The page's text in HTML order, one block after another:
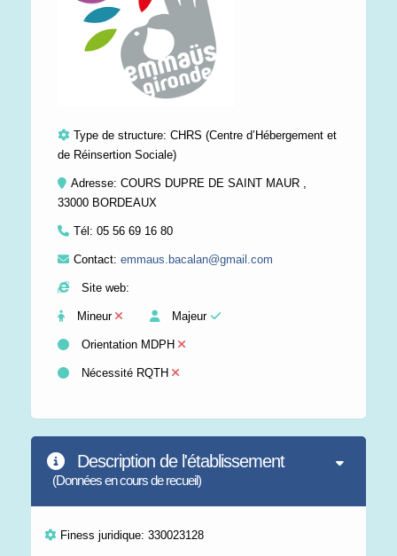
Type de structure: CHRS (Centre d’Hébergement et
de Réinsertion Sociale)
Adresse: COURS DUPRE DE SAINT MAUR ,
33000 BORDEAUX
Tél: 05 56 69 16 80
Contact: emmaus.bacalan@gmail.com
Site web:
Mineur Majeur
Orientation MDPH
Nécessité RQTH
Description de l'établissement
(Données en cours de recueil)
Finess juridique: 330023128